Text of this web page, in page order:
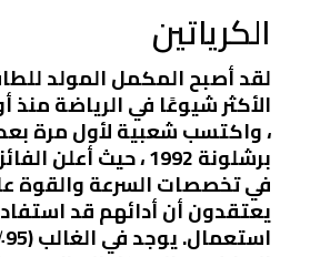
الكرياتين
لقد أصبح المكمل المولد
الأكثر شيوعًا في الرياضة منذ
، واكتسب شعبية لأول مرة بعد
برشلونة 1992 ، حيث
في تخصصات السرعة والقوة
يعتقدون أن أدائهم قد